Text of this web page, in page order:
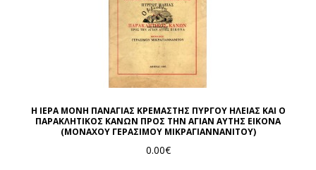
Η ΙΕΡΑ ΜΟΝΗ ΠΑΝΑΓΙΑΣ ΚΡΕΜΑΣΤΗΣ ΠΥΡΓΟΥ ΗΛΕΙΑΣ ΚΑΙ Ο
ΠΑΡΑΚΛΗΤΙΚΟΣ ΚΑΝΩΝ ΠΡΟΣ ΤΗΝ ΑΓΙΑΝ ΑΥΤΗΣ ΕΙΚΟΝΑ
(ΜΟΝΑΧΟΥ ΓΕΡΑΣΙΜΟΥ ΜΙΚΡΑΓΙΑΝΝΑΝΙΤΟΥ)
0.00€